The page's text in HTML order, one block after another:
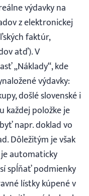
výdavky na
z elektronickej
faktúr,
atď). V
„Náklady“, kde
výdavky:
došlé slovenské i
každej položke je
napr. doklad vo
Dôležitým je však
automaticky
spĺňať podmienky
lístky kúpené v